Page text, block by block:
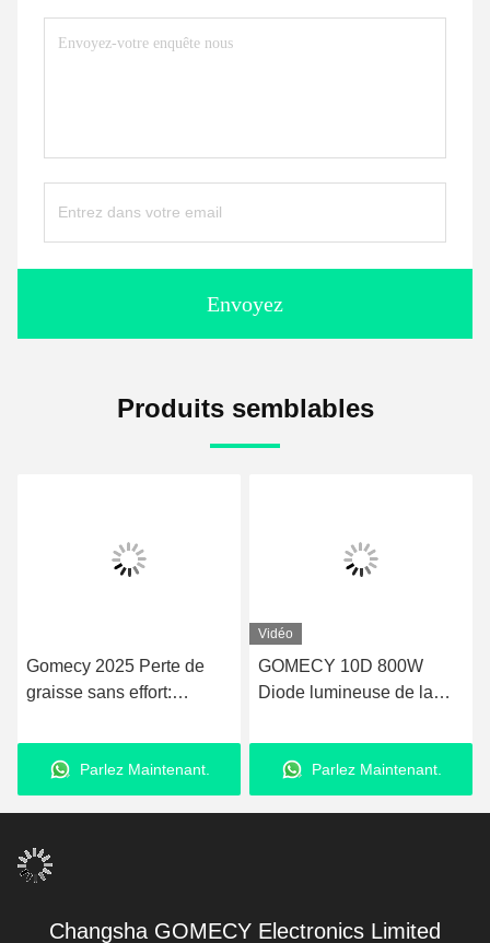
Envoyez
Produits semblables
GOMECY 10D 800W
Diode lumineuse de la
stimulation musculaire de
l'équipement pour la
beauté minceur non-
Parlez Maintenant.
Machine de minceur à
laser professionnel 6D
200mW Sortie d'énergie
Parlez Maintenant.
Changsha GOMECY Electronics Limited